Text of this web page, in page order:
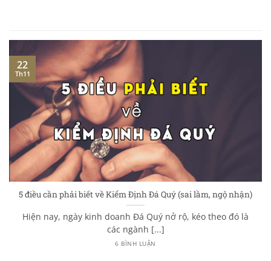
5 điều cần phải biết về Kiểm Định Đá Quý (sai lầm, ngộ nhận)
Hiện nay, ngày kinh doanh Đá Quý nở rộ, kéo theo đó là
các ngành [...]
6 BÌNH LUẬN
22
Th11